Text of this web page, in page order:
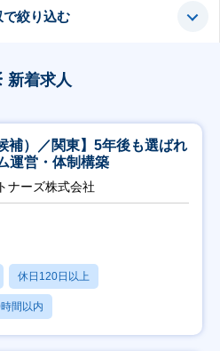
絞り込む
新着求人
補）／関東】5年後も選ばれ
運営・体制構築
ナーズ株式会社
休日120日以上
間以内